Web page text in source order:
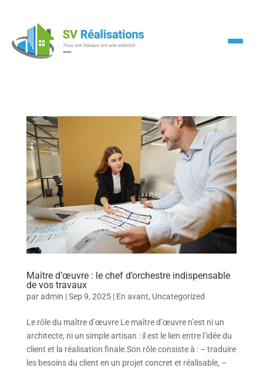
Maître d’œuvre : le chef d’orchestre indispensable
de vos travaux
paradmin |Sep 9, 2025| En avant, Uncategorized
Le rôle du maître d’œuvre Le maître d’œuvre n’est ni un
architecte, ni un simple artisan : il est le lien entre l’idée du
client et la réalisation finale.Son rôle consiste à : – traduire
les besoins du client en un projet concret et réalisable, –